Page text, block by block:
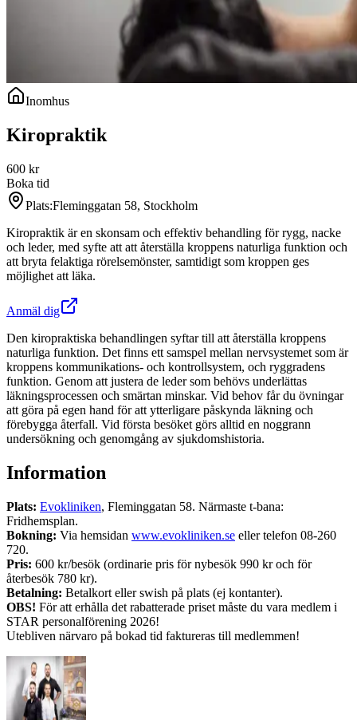
Inomhus
Kiropraktik
600 kr
Boka tid
Plats:Fleminggatan 58, Stockholm
Kiropraktik är en skonsam och effektiv behandling för rygg, nacke
och leder, med syfte att att återställa kroppens naturliga funktion och
att bryta felaktiga rörelsemönster, samtidigt som kroppen ges
möjlighet att läka.
Anmäl dig
Den kiropraktiska behandlingen syftar till att återställa kroppens
naturliga funktion. Det finns ett samspel mellan nervsystemet som är
kroppens kommunikations- och kontrollsystem, och ryggradens
funktion. Genom att justera de leder som behövs underlättas
läkningsprocessen och smärtan minskar. Vid behov får du övningar
att göra på egen hand för att ytterligare påskynda läkning och
förebygga återfall. Vid första besöket görs alltid en noggrann
undersökning och genomgång av sjukdomshistoria.
Information
Plats: Evokliniken, Fleminggatan 58. Närmaste t-bana:
Fridhemsplan.
Bokning: Via hemsidan www.evokliniken.se eller telefon 08-260
720.
Pris: 600 kr/besök (ordinarie pris för nybesök 990 kr och för
återbesök 780 kr).
Betalning: Betalkort eller swish på plats (ej kontanter).
OBS! För att erhålla det rabatterade priset måste du vara medlem i
STAR personalförening 2026!
Utebliven närvaro på bokad tid faktureras till medlemmen!